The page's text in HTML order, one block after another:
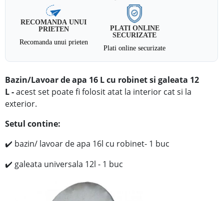
RECOMANDA UNUI
PRIETEN
Recomanda unui prieten
PLATI ONLINE
SECURIZATE
Plati online securizate
Bazin/Lavoar de apa 16 L cu robinet si galeata 12
L -acest set poate fi folosit atat la interior cat si la
exterior.
Setul contine:
✔️ bazin/ lavoar de apa 16l cu robinet- 1 buc
✔️ galeata universala 12l - 1 buc